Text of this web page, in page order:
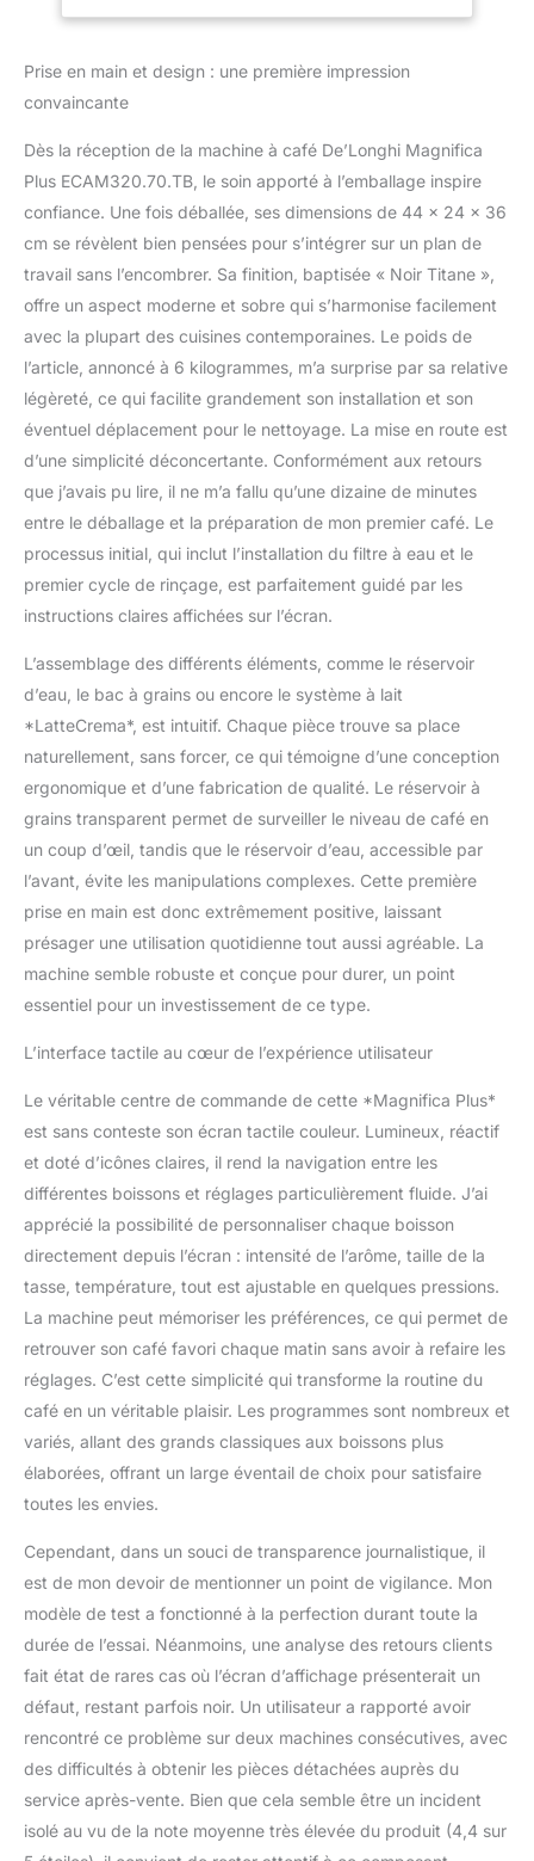
Titane
PANNEAU DE
couleur intuitif de 3,5
pouces avec des
animations complètes
pour une expérience café
immersive avec jusqu'à 4
profils utilisateurs
SYSTEME LATTECREMA
: Créez des cafés dignes
d’un barista avec une
mousse de lait veloutée à
la bonne température ;
résultat toujours au top
et nettoyage ultra simple
en un seul geste
RECETTES À PORTÉE DE
MAIN : Choisissez vos
préférées parmi 18
recettes d'un simple
bouton, comme
Lungo, Americano, Flat
White ou Cortado
NETTOYAGE FACILE :
L'unité de brassage peut
être facilement retirée et
nettoyée à l'eau courante
; de plus, le plateau à
lave-vaisselle et en acier
inoxydable
Prise en main et design : une première impression
convaincante
Dès la réception de la machine à café De’Longhi Magnifica
Plus ECAM320.70.TB, le soin apporté à l’emballage inspire
confiance. Une fois déballée, ses dimensions de 44 x 24 x 36
cm se révèlent bien pensées pour s’intégrer sur un plan de
travail sans l’encombrer. Sa finition, baptisée « Noir Titane »,
offre un aspect moderne et sobre qui s’harmonise facilement
avec la plupart des cuisines contemporaines. Le poids de
l’article, annoncé à 6 kilogrammes, m’a surprise par sa relative
légèreté, ce qui facilite grandement son installation et son
éventuel déplacement pour le nettoyage. La mise en route est
d’une simplicité déconcertante. Conformément aux retours
que j’avais pu lire, il ne m’a fallu qu’une dizaine de minutes
entre le déballage et la préparation de mon premier café. Le
processus initial, qui inclut l’installation du filtre à eau et le
premier cycle de rinçage, est parfaitement guidé par les
instructions claires affichées sur l’écran.
L’assemblage des différents éléments, comme le réservoir
d’eau, le bac à grains ou encore le système à lait
*LatteCrema*, est intuitif. Chaque pièce trouve sa place
naturellement, sans forcer, ce qui témoigne d’une conception
ergonomique et d’une fabrication de qualité. Le réservoir à
grains transparent permet de surveiller le niveau de café en
un coup d’œil, tandis que le réservoir d’eau, accessible par
l’avant, évite les manipulations complexes. Cette première
prise en main est donc extrêmement positive, laissant
présager une utilisation quotidienne tout aussi agréable. La
machine semble robuste et conçue pour durer, un point
essentiel pour un investissement de ce type.
L’interface tactile au cœur de l’expérience utilisateur
Le véritable centre de commande de cette *Magnifica Plus*
est sans conteste son écran tactile couleur. Lumineux, réactif
et doté d’icônes claires, il rend la navigation entre les
différentes boissons et réglages particulièrement fluide. J’ai
apprécié la possibilité de personnaliser chaque boisson
directement depuis l’écran : intensité de l’arôme, taille de la
tasse, température, tout est ajustable en quelques pressions.
La machine peut mémoriser les préférences, ce qui permet de
retrouver son café favori chaque matin sans avoir à refaire les
réglages. C’est cette simplicité qui transforme la routine du
café en un véritable plaisir. Les programmes sont nombreux et
variés, allant des grands classiques aux boissons plus
élaborées, offrant un large éventail de choix pour satisfaire
toutes les envies.
Cependant, dans un souci de transparence journalistique, il
est de mon devoir de mentionner un point de vigilance. Mon
modèle de test a fonctionné à la perfection durant toute la
durée de l’essai. Néanmoins, une analyse des retours clients
fait état de rares cas où l’écran d’affichage présenterait un
défaut, restant parfois noir. Un utilisateur a rapporté avoir
rencontré ce problème sur deux machines consécutives, avec
des difficultés à obtenir les pièces détachées auprès du
service après-vente. Bien que cela semble être un incident
isolé au vu de la note moyenne très élevée du produit (4,4 sur